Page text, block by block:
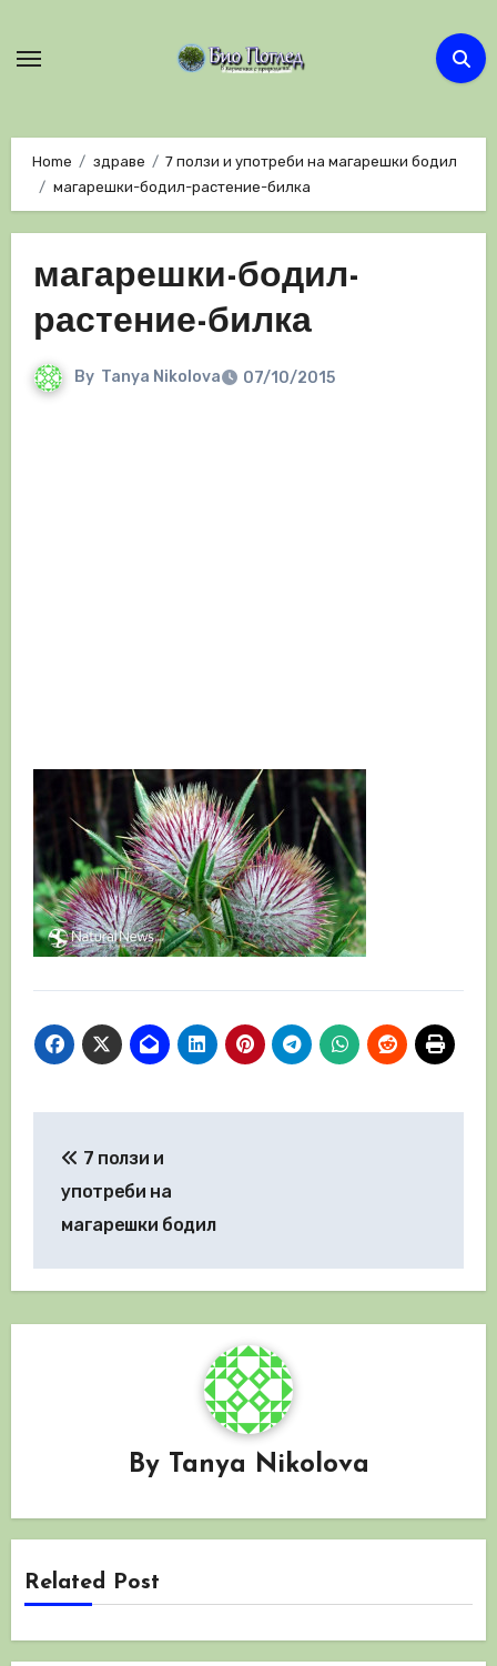
Home здраве
7 ползи и употреби на магарешки бодил
магарешки-бодил-растение-билка
магарешки-бодил-
растение-билка
By Tanya Nikolova 07/10/2015
7 ползи и
употреби на
магарешки бодил
By Tanya Nikolova
Related Post